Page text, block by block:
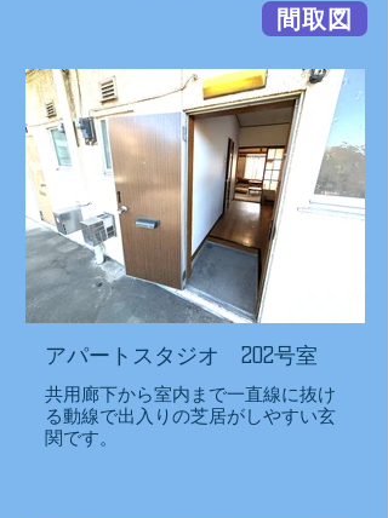
間取図
アパートスタジオ 202号室
共用廊下から室内まで一直線に抜け
る動線で出入りの芝居がしやすい玄
関です。